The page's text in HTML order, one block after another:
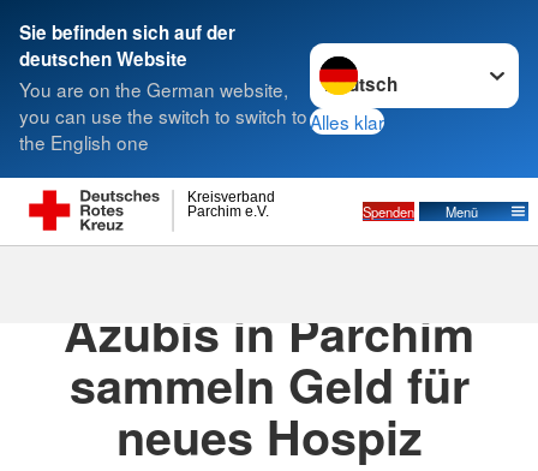
Sie befinden sich auf der
deutschen Website
You are on the German website,
you can use the switch to switch to
the English one
Sprache wechseln zu
Alles klar
Parchim e.V.
Kreisverband
Spenden Menü
Suche
Azubis in Parchim
sammeln Geld für
neues Hospiz